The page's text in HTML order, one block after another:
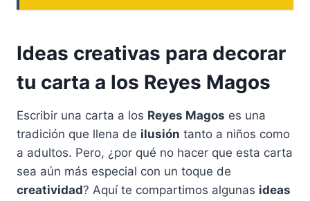
Ideas creativas para decorar
tu carta a los Reyes Magos
Escribir una carta a los Reyes Magos es una
tradición que llena de ilusión tanto a niños como
a adultos. Pero, ¿por qué no hacer que esta carta
sea aún más especial con un toque de
creatividad? Aquí te compartimos algunas ideas